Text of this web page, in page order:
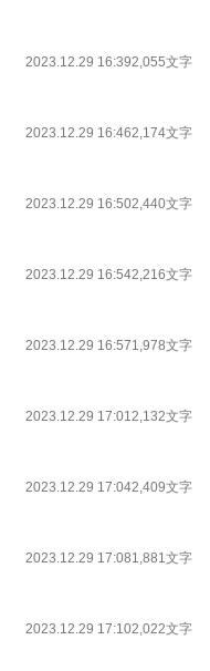
2023.12.29 16:392,055文字
2023.12.29 16:462,174文字
2023.12.29 16:502,440文字
2023.12.29 16:542,216文字
2023.12.29 16:571,978文字
2023.12.29 17:012,132文字
2023.12.29 17:042,409文字
2023.12.29 17:081,881文字
2023.12.29 17:102,022文字